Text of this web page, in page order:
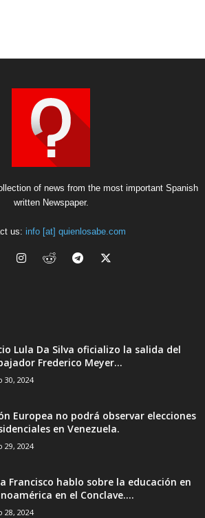
of news from the most important Spanish
written Newspaper.
us: info [at] quienlosabe.com
Lula Da Silva oficializo la salida del
Frederico Meyer...
30, 2024
Europea no podrá observar elecciones
en Venezuela.
29, 2024
Francisco hablo sobre la educación en
en el Conclave....
28, 2024